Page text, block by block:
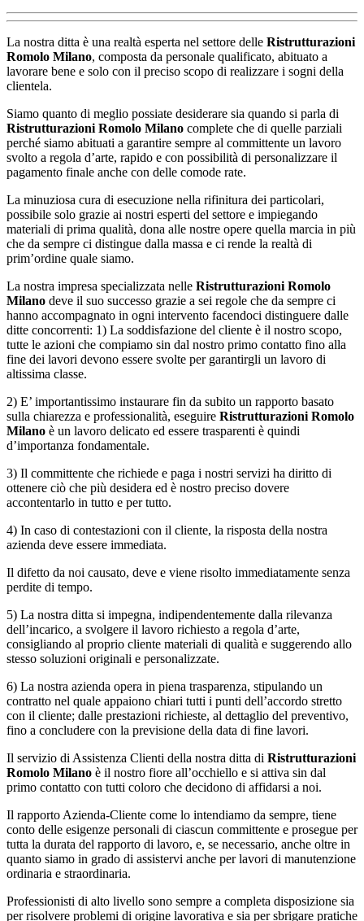
La nostra ditta è una realtà esperta nel settore delle Ristrutturazioni
Romolo Milano, composta da personale qualificato, abituato a
lavorare bene e solo con il preciso scopo di realizzare i sogni della
clientela.
Siamo quanto di meglio possiate desiderare sia quando si parla di
Ristrutturazioni Romolo Milano complete che di quelle parziali
perché siamo abituati a garantire sempre al committente un lavoro
svolto a regola d’arte, rapido e con possibilità di personalizzare il
pagamento finale anche con delle comode rate.
La minuziosa cura di esecuzione nella rifinitura dei particolari,
possibile solo grazie ai nostri esperti del settore e impiegando
materiali di prima qualità, dona alle nostre opere quella marcia in più
che da sempre ci distingue dalla massa e ci rende la realtà di
prim’ordine quale siamo.
La nostra impresa specializzata nelle Ristrutturazioni Romolo
Milano deve il suo successo grazie a sei regole che da sempre ci
hanno accompagnato in ogni intervento facendoci distinguere dalle
ditte concorrenti: 1) La soddisfazione del cliente è il nostro scopo,
tutte le azioni che compiamo sin dal nostro primo contatto fino alla
fine dei lavori devono essere svolte per garantirgli un lavoro di
altissima classe.
2) E’ importantissimo instaurare fin da subito un rapporto basato
sulla chiarezza e professionalità, eseguire Ristrutturazioni Romolo
Milano è un lavoro delicato ed essere trasparenti è quindi
d’importanza fondamentale.
3) Il committente che richiede e paga i nostri servizi ha diritto di
ottenere ciò che più desidera ed è nostro preciso dovere
accontentarlo in tutto e per tutto.
4) In caso di contestazioni con il cliente, la risposta della nostra
azienda deve essere immediata.
Il difetto da noi causato, deve e viene risolto immediatamente senza
perdite di tempo.
5) La nostra ditta si impegna, indipendentemente dalla rilevanza
dell’incarico, a svolgere il lavoro richiesto a regola d’arte,
consigliando al proprio cliente materiali di qualità e suggerendo allo
stesso soluzioni originali e personalizzate.
6) La nostra azienda opera in piena trasparenza, stipulando un
contratto nel quale appaiono chiari tutti i punti dell’accordo stretto
con il cliente; dalle prestazioni richieste, al dettaglio del preventivo,
fino a concludere con la previsione della data di fine lavori.
Il servizio di Assistenza Clienti della nostra ditta di Ristrutturazioni
Romolo Milano è il nostro fiore all’occhiello e si attiva sin dal
primo contatto con tutti coloro che decidono di affidarsi a noi.
Il rapporto Azienda-Cliente come lo intendiamo da sempre, tiene
conto delle esigenze personali di ciascun committente e prosegue per
tutta la durata del rapporto di lavoro, e, se necessario, anche oltre in
quanto siamo in grado di assistervi anche per lavori di manutenzione
ordinaria e straordinaria.
Professionisti di alto livello sono sempre a completa disposizione sia
per risolvere problemi di origine lavorativa e sia per sbrigare pratiche